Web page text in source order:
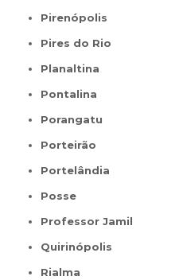
Pirenópolis
Pires do Rio
Planaltina
Pontalina
Porangatu
Porteirão
Portelândia
Posse
Professor Jamil
Quirinópolis
Rialma